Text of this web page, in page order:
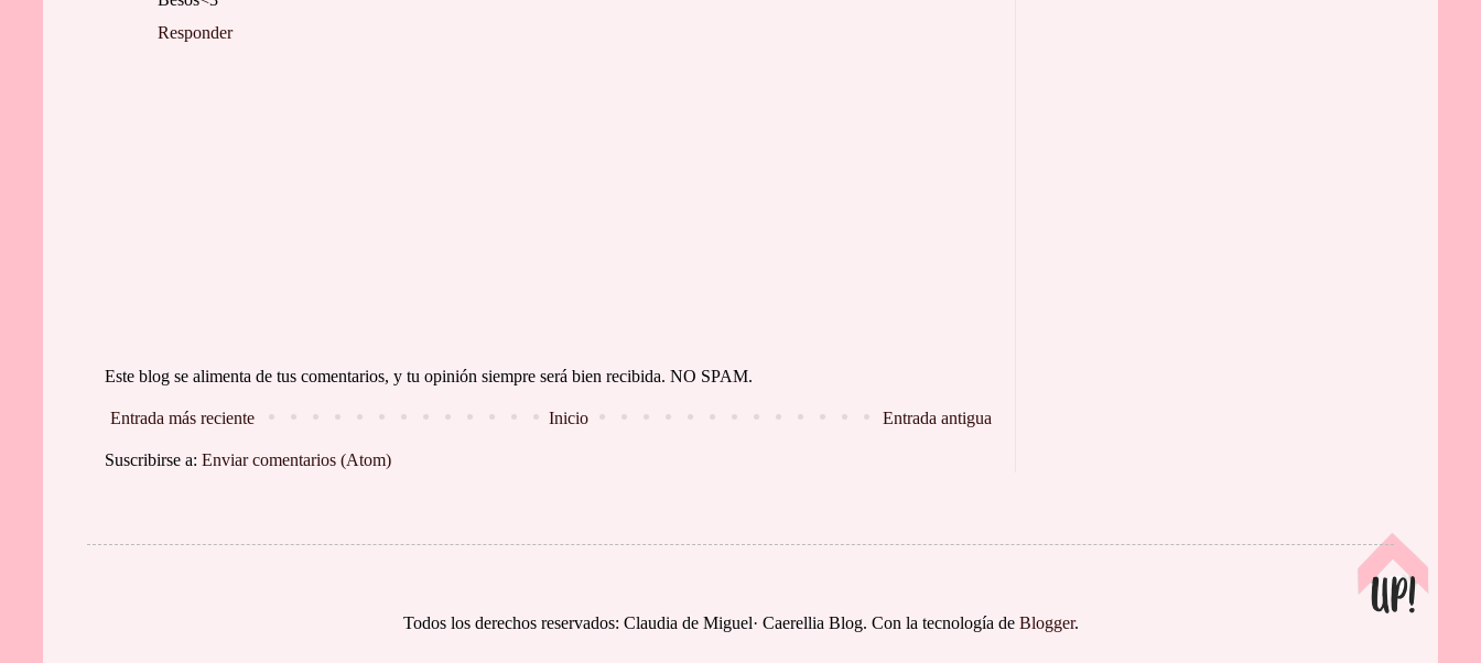
Responder
Este blog se alimenta de tus comentarios, y tu opinión siempre será bien recibida. NO SPAM.
Entrada más reciente Entrada antigua
Inicio
Suscribirse a: Enviar comentarios (Atom)
Todos los derechos reservados: Claudia de Miguel· Caerellia Blog. Con la tecnología de Blogger.